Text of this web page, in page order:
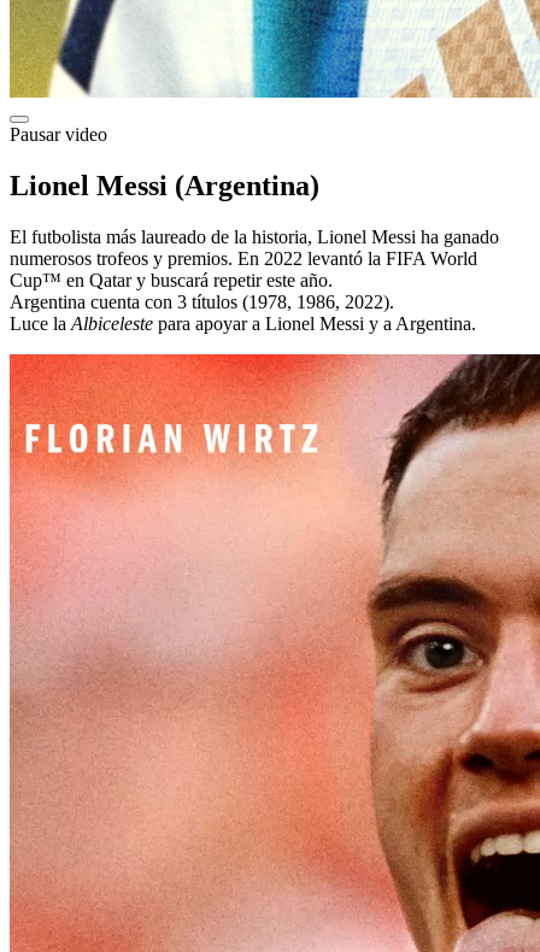
Pausar video
Lionel Messi (Argentina)
El futbolista más laureado de la historia, Lionel Messi ha ganado
numerosos trofeos y premios. En 2022 levantó la FIFA World
Cup™ en Qatar y buscará repetir este año.
Argentina cuenta con 3 títulos (1978, 1986, 2022).
Luce la Albiceleste para apoyar a Lionel Messi y a Argentina.